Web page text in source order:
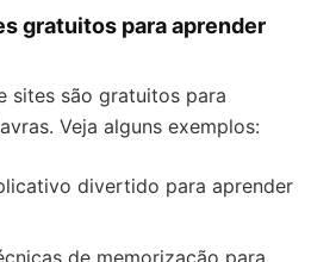
gratuitos para aprender
sites são gratuitos para
Veja alguns exemplos:
divertido para aprender
de memorização para